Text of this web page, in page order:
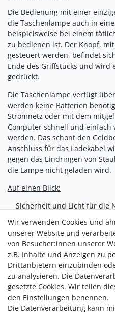
Die Bedienung mit einer
die Taschenlampe auch in
beispielsweise bei einem
zu bedienen ist. Der Knopf,
gesteuert werden, befindet
Ende des Griffstücks und wird
gedrückt.
Die Taschenlampe verfügt
werden keine Batterien
Stromnetz oder mit dem
Computer schnell und einfach
werden. Das schont den
Anschluss für das Ladekabel
gegen das Eindringen von
die Lampe nicht geladen wird.
Auf einen Blick:
 Sicherheit und Licht für die
Alarmgerät
 leuchtstarke und
 integriertes Alarmgerät
Alarmton
 ideal für Spaziergänge oder
 integrierter Akku, es
 robust & langlebig
Wir verwenden Cookies und
unserer Website und
von Besucher:innen unserer
z.B. Inhalte und Anzeigen zu
Drittanbietern einzubinden
zu analysieren. Die
gesetzte Cookies. Wir teilen
den Einstellungen benennen.
Die Datenverarbeitung kann